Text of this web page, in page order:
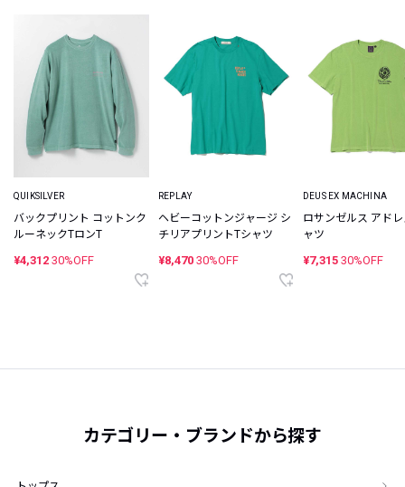
QUIKSILVER
バックプリント コットンク
ルーネックTロンT
¥4,312 30%OFF
REPLAY
ヘビーコットンジャージ シ
チリアプリントTシャツ
¥8,470 30%OFF
DEUS EX MACHINA
ロサンゼルス アド
ャツ
¥7,315 30%OFF
カテゴリー・ブランドから探す